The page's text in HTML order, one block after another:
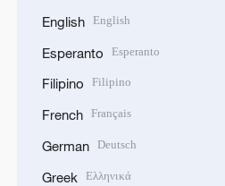
English English
Esperanto Esperanto
Filipino Filipino
French Français
German Deutsch
Greek Ελληνικά